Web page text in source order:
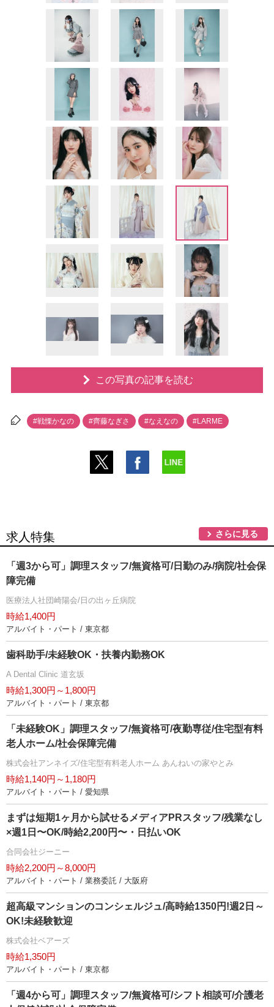
この写真の記事を読む
#戦慄かなの #齊藤なぎさ #なえなの #LARME
求人特集 さらに見る
「週3から可」調理スタッフ/無資格可/日勤のみ/病院/社会保
障完備
医療法人社団崎陽会/日の出ヶ丘病院
時給1,400円
アルバイト・パート / 東京都
歯科助手/未経験OK・扶養内勤務OK
A Dental Clinic 道玄坂
時給1,300円～1,800円
アルバイト・パート / 東京都
「未経験OK」調理スタッフ/無資格可/夜勤専従/住宅型有料
老人ホーム/社会保障完備
株式会社アンネイズ/住宅型有料老人ホーム あんねいの家やとみ
時給1,140円～1,180円
アルバイト・パート / 愛知県
まずは短期1ヶ月から試せるメディアPRスタッフ/残業なし
×週1日〜OK/時給2,200円〜・日払いOK
合同会社ジーニー
時給2,200円～8,000円
アルバイト・パート / 業務委託 / 大阪府
超高級マンションのコンシェルジュ/高時給1350円!週2日～
OK!未経験歓迎
株式会社ベアーズ
時給1,350円
アルバイト・パート / 東京都
「週4から可」調理スタッフ/無資格可/シフト相談可/介護老